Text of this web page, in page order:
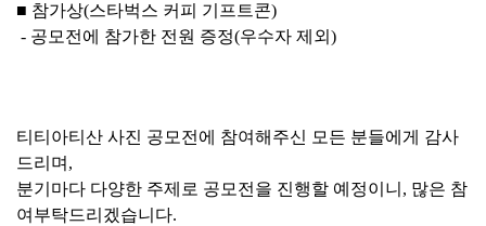
■ 참가상(스타벅스 커피 기프트콘)
- 공모전에 참가한 전원 증정(우수자 제외)
티티아티산 사진 공모전에 참여해주신 모든 분들에게 감사
드리며,
분기마다 다양한 주제로 공모전을 진행할 예정이니, 많은 참
여부탁드리겠습니다.